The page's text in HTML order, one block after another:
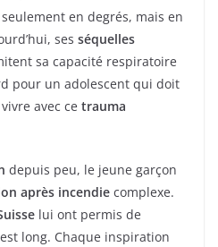
en degrés, mais en
ses séquelles
sa capacité respiratoire
pour un adolescent qui doit
avec ce trauma
depuis peu, le jeune garçon
après incendie complexe.
lui ont permis de
long. Chaque inspiration